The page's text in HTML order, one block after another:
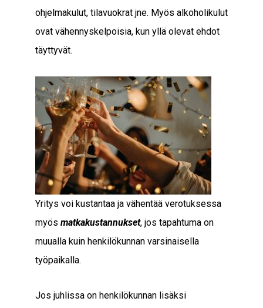
ohjelmakulut, tilavuokrat jne. Myös alkoholikulut
ovat vähennyskelpoisia, kun yllä olevat ehdot
täyttyvät.
Yritys voi kustantaa ja vähentää verotuksessa
myös matkakustannukset, jos tapahtuma on
muualla kuin henkilökunnan varsinaisella
työpaikalla.
Jos juhlissa on henkilökunnan lisäksi